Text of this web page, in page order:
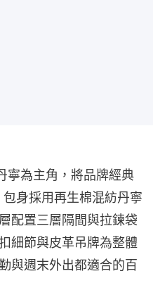
寧為主角，將品牌經典
身採用再生棉混紡丹寧
配置三層隔間與拉鍊袋
細節與皮革吊牌為整體
與週末外出都適合的百